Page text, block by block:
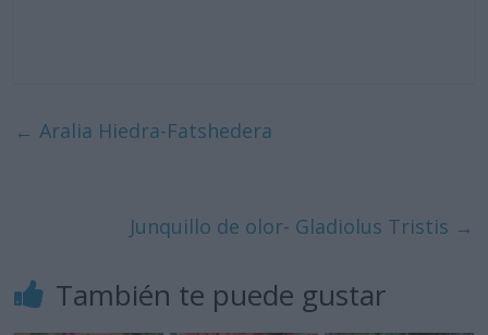
← Aralia Hiedra-Fatshedera
Junquillo de olor- Gladiolus Tristis →
También te puede gustar